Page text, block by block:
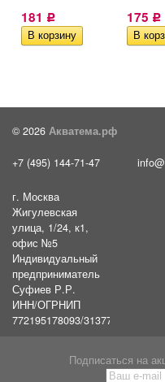
181 Р 175 Р
© 2026 Акватема.рф
+7 (495) 144-71-47
г. Москва
Жигулевская
улица, 1/24, к1,
офис №5
Индивидуальный
предприниматель
Суфиев Р.Р.
ИНН/ОГРНИП
772195178093/31377461610054
Подписаться на